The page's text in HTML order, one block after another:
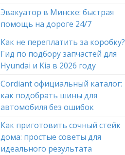
Эвакуатор в Минске: быстрая
помощь на дороге 24/7
Как не переплатить за коробку?
Гид по подбору запчастей для
Hyundai и Kia в 2026 году
Cordiant официальный каталог:
как подобрать шины для
автомобиля без ошибок
Как приготовить сочный стейк
дома: простые советы для
идеального результата